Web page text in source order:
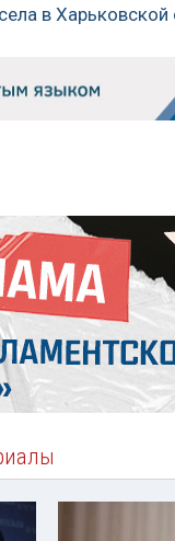
в Харьковской